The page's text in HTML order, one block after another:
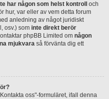
har någon som helst kontroll
och
hur, var eller av vem detta forum
anledning av något juridiskt
osv.) som inte direkt berör
phpBB Limited om någon
mjukvara så förvänta dig ett
oss"-formuläret, ifall denna